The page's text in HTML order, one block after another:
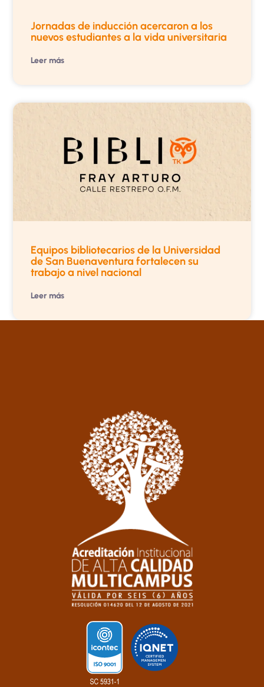
Jornadas de inducción acercaron a los
nuevos estudiantes a la vida universitaria
Leer más
Equipos bibliotecarios de la Universidad
de San Buenaventura fortalecen su
trabajo a nivel nacional
Leer más